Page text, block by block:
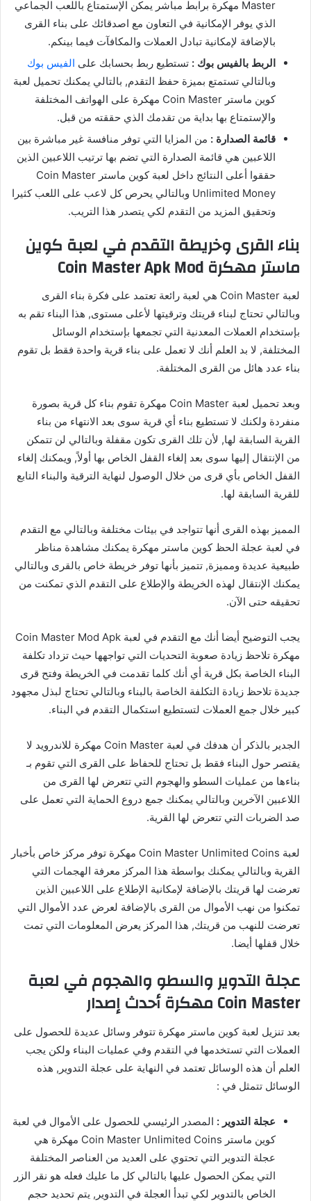
Master مهكرة برابط مباشر يمكن الإستمتاع باللعب الجماعي
الذي يوفر الإمكانية في التعاون مع اصدقائك على بناء القرى
بالإضافة لإمكانية تبادل العملات والمكافآت فيما بينكم.
الربط بالفيس بوك : تستطيع ربط بحسابك على الفيس بوك
وبالتالي تستمتع بميزة حفظ التقدم, بالتالي يمكنك تحميل لعبة
كوين ماستر Coin Master مهكرة على الهواتف المختلفة
والإستمتاع بها بداية من تقدمك الذي حققته من قبل.
قائمة الصدارة : من المزايا التي توفر منافسة غير مباشرة بين
اللاعبين هي قائمة الصدارة التي تضم بها ترتيب اللاعبين الذين
حققوا أعلى النتائج داخل لعبة كوين ماستر Coin Master
Unlimited Money وبالتالي يحرص كل لاعب على اللعب كثيرا
وتحقيق المزيد من التقدم لكي يتصدر هذا التريب.
بناء القرى وخريطة التقدم في لعبة كوين
ماستر مهكرة Coin Master Apk Mod
لعبة Coin Master هي لعبة رائعة تعتمد على فكرة بناء القرى
وبالتالي تحتاج لبناء قريتك وترقيتها لأعلى مستوى, هذا البناء تقم به
بإستخدام العملات المعدنية التي تجمعها بإستخدام الوسائل
المختلفة, لا بد العلم أنك لا تعمل على بناء قرية واحدة فقط بل تقوم
بناء عدد هائل من القرى المختلفة.
وبعد تحميل لعبة Coin Master مهكرة تقوم بناء كل قرية بصورة
منفردة ولكنك لا تستطيع بناء أي قرية سوى بعد الانتهاء من بناء
القرية السابقة لها, لأن تلك القرى تكون مقفلة وبالتالي لن تتمكن
من الإنتقال إليها سوى بعد إلغاء القفل الخاص بها أولاً, ويمكنك إلغاء
القفل الخاص بأي قرى من خلال الوصول لنهاية الترقية والبناء التابع
للقرية السابقة لها.
المميز بهذه القرى أنها تتواجد في بيئات مختلفة وبالتالي مع التقدم
في لعبة عجلة الحظ كوين ماستر مهكرة يمكنك مشاهدة مناظر
طبيعية عديدة ومميزة, تتميز بأنها توفر خريطة خاص بالقرى وبالتالي
يمكنك الإنتقال لهذه الخريطة والإطلاع على التقدم الذي تمكنت من
تحقيقه حتى الآن.
يجب التوضيح أيضا أنك مع التقدم في لعبة Coin Master Mod Apk
مهكرة تلاحظ زيادة صعوبة التحديات التي تواجهها حيث تزداد تكلفة
البناء الخاصة بكل قرية أي أنك كلما تقدمت في الخريطة وفتح قرى
جديدة تلاحظ زيادة التكلفة الخاصة بالبناء وبالتالي تحتاج لبذل مجهود
كبير خلال جمع العملات لتستطيع استكمال التقدم في البناء.
الجدير بالذكر أن هدفك في لعبة Coin Master مهكرة للاندرويد لا
يقتصر حول البناء فقط بل تحتاج للحفاظ على القرى التي تقوم بـ
بناءها من عمليات السطو والهجوم التي تتعرض لها القرى من
اللاعبين الآخرين وبالتالي يمكنك جمع دروع الحماية التي تعمل على
صد الضربات التي تتعرض لها القرية.
لعبة Coin Master Unlimited Coins مهكرة توفر مركز خاص بأخبار
القرية وبالتالي يمكنك بواسطة هذا المركز معرفة الهجمات التي
تعرضت لها قريتك بالإضافة لإمكانية الإطلاع على اللاعبين الذين
تمكنوا من نهب الأموال من القرى بالإضافة لعرض عدد الأموال التي
تعرضت للنهب من قريتك, هذا المركز يعرض المعلومات التي تمت
خلال قفلها أيضا.
عجلة التدوير والسطو والهجوم في لعبة
Coin Master مهكرة أحدث إصدار
بعد تنزيل لعبة كوين ماستر مهكرة تتوفر وسائل عديدة للحصول على
العملات التي تستخدمها في التقدم وفي عمليات البناء ولكن يجب
العلم أن هذه الوسائل تعتمد في النهاية على عجلة التدوير, هذه
الوسائل تتمثل في :
عجلة التدوير : المصدر الرئيسي للحصول على الأموال في لعبة
كوين ماستر Coin Master Unlimited Coins مهكرة هي
عجلة التدوير التي تحتوي على العديد من العناصر المختلفة
التي يمكن الحصول عليها بالتالي كل ما عليك فعله هو نقر الزر
الخاص بالتدوير لكي تبدأ العجلة في التدوير, يتم تحديد حجم